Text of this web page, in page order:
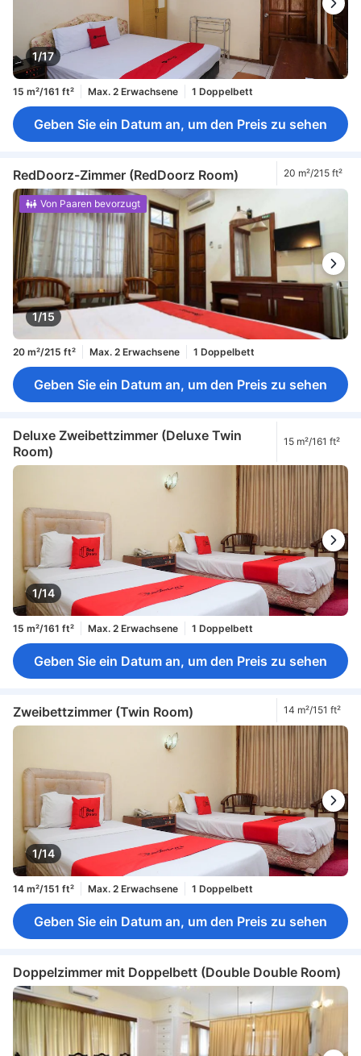
1/17
15 m²/161 ft² Max. 2 Erwachsene 1 Doppelbett
Geben Sie ein Datum an, um den Preis zu sehen
RedDoorz-Zimmer (RedDoorz Room) 20 m²/215 ft²
1/15
Von Paaren bevorzugt
20 m²/215 ft² Max. 2 Erwachsene 1 Doppelbett
Geben Sie ein Datum an, um den Preis zu sehen
Deluxe Zweibettzimmer (Deluxe Twin
Room)
15 m²/161 ft²
1/14
15 m²/161 ft² Max. 2 Erwachsene 1 Doppelbett
Geben Sie ein Datum an, um den Preis zu sehen
Zweibettzimmer (Twin Room) 14 m²/151 ft²
1/14
14 m²/151 ft² Max. 2 Erwachsene 1 Doppelbett
Geben Sie ein Datum an, um den Preis zu sehen
Doppelzimmer mit Doppelbett (Double Double Room)